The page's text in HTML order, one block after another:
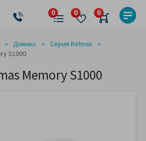
Димакс
Серия Relmas
S1000
Memory S1000